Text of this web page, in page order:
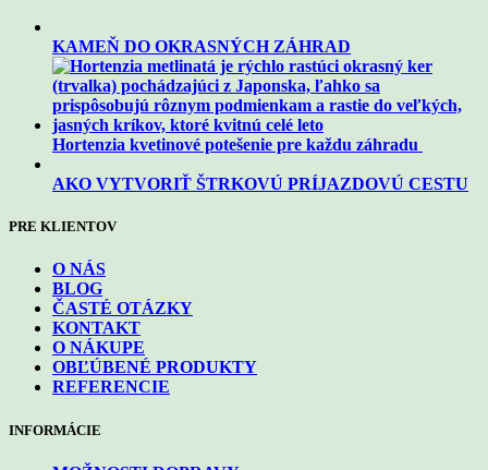
KAMEŇ DO OKRASNÝCH ZÁHRAD
Hortenzia kvetinové potešenie pre každu záhradu
AKO VYTVORIŤ ŠTRKOVÚ PRÍJAZDOVÚ CESTU
PRE KLIENTOV
O NÁS
BLOG
ČASTÉ OTÁZKY
KONTAKT
O NÁKUPE
OBĽÚBENÉ PRODUKTY
REFERENCIE
INFORMÁCIE